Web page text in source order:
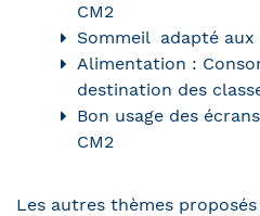
CM2
Sommeil adapté aux
Alimentation :
destination des
Bon usage des
CM2
Les autres thèmes